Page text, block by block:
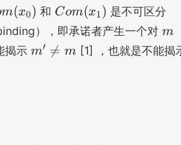
_
m(x0) 和 C
o
m
(
Com(x1) 是不可区分
），即承诺者产生一个对 m
m
揭示 m
m′ 
= m[1] ，也就是不能揭